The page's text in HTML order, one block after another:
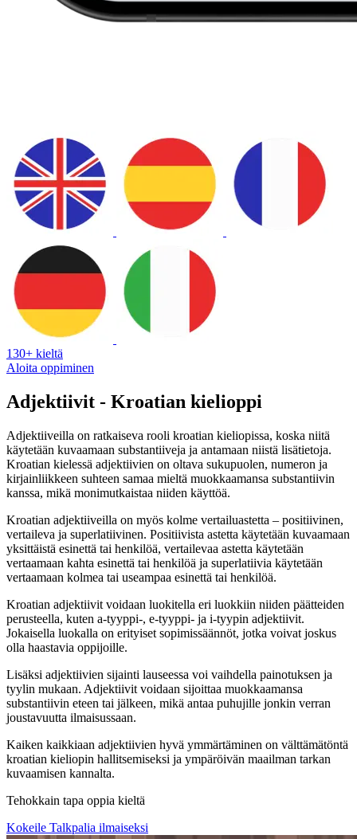
130+ kieltä
Aloita oppiminen
Adjektiivit - Kroatian kielioppi
Adjektiiveilla on ratkaiseva rooli kroatian kieliopissa, koska niitä
käytetään kuvaamaan substantiiveja ja antamaan niistä lisätietoja.
Kroatian kielessä adjektiivien on oltava sukupuolen, numeron ja
kirjainliikkeen suhteen samaa mieltä muokkaamansa substantiivin
kanssa, mikä monimutkaistaa niiden käyttöä.
Kroatian adjektiiveilla on myös kolme vertailuastetta – positiivinen,
vertaileva ja superlatiivinen. Positiivista astetta käytetään kuvaamaan
yksittäistä esinettä tai henkilöä, vertailevaa astetta käytetään
vertaamaan kahta esinettä tai henkilöä ja superlatiivia käytetään
vertaamaan kolmea tai useampaa esinettä tai henkilöä.
Kroatian adjektiivit voidaan luokitella eri luokkiin niiden päätteiden
perusteella, kuten a-tyyppi-, e-tyyppi- ja i-tyypin adjektiivit.
Jokaisella luokalla on erityiset sopimissäännöt, jotka voivat joskus
olla haastavia oppijoille.
Lisäksi adjektiivien sijainti lauseessa voi vaihdella painotuksen ja
tyylin mukaan. Adjektiivit voidaan sijoittaa muokkaamansa
substantiivin eteen tai jälkeen, mikä antaa puhujille jonkin verran
joustavuutta ilmaisussaan.
Kaiken kaikkiaan adjektiivien hyvä ymmärtäminen on välttämätöntä
kroatian kieliopin hallitsemiseksi ja ympäröivän maailman tarkan
kuvaamisen kannalta.
Tehokkain tapa oppia kieltä
Kokeile Talkpalia ilmaiseksi